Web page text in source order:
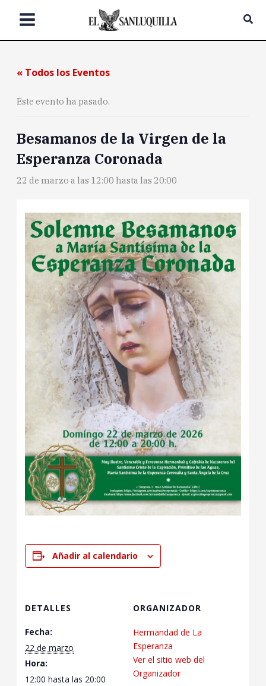
« Todos los Eventos
Este evento ha pasado.
Besamanos de la Virgen de la
Esperanza Coronada
22 de marzo a las 12:00 hasta las 20:00
Añadir al calendario
DETALLES
Fecha:
22 de marzo
Hora:
12:00 hasta las 20:00
ORGANIZADOR
Hermandad de La
Esperanza
Ver el sitio web del
Organizador